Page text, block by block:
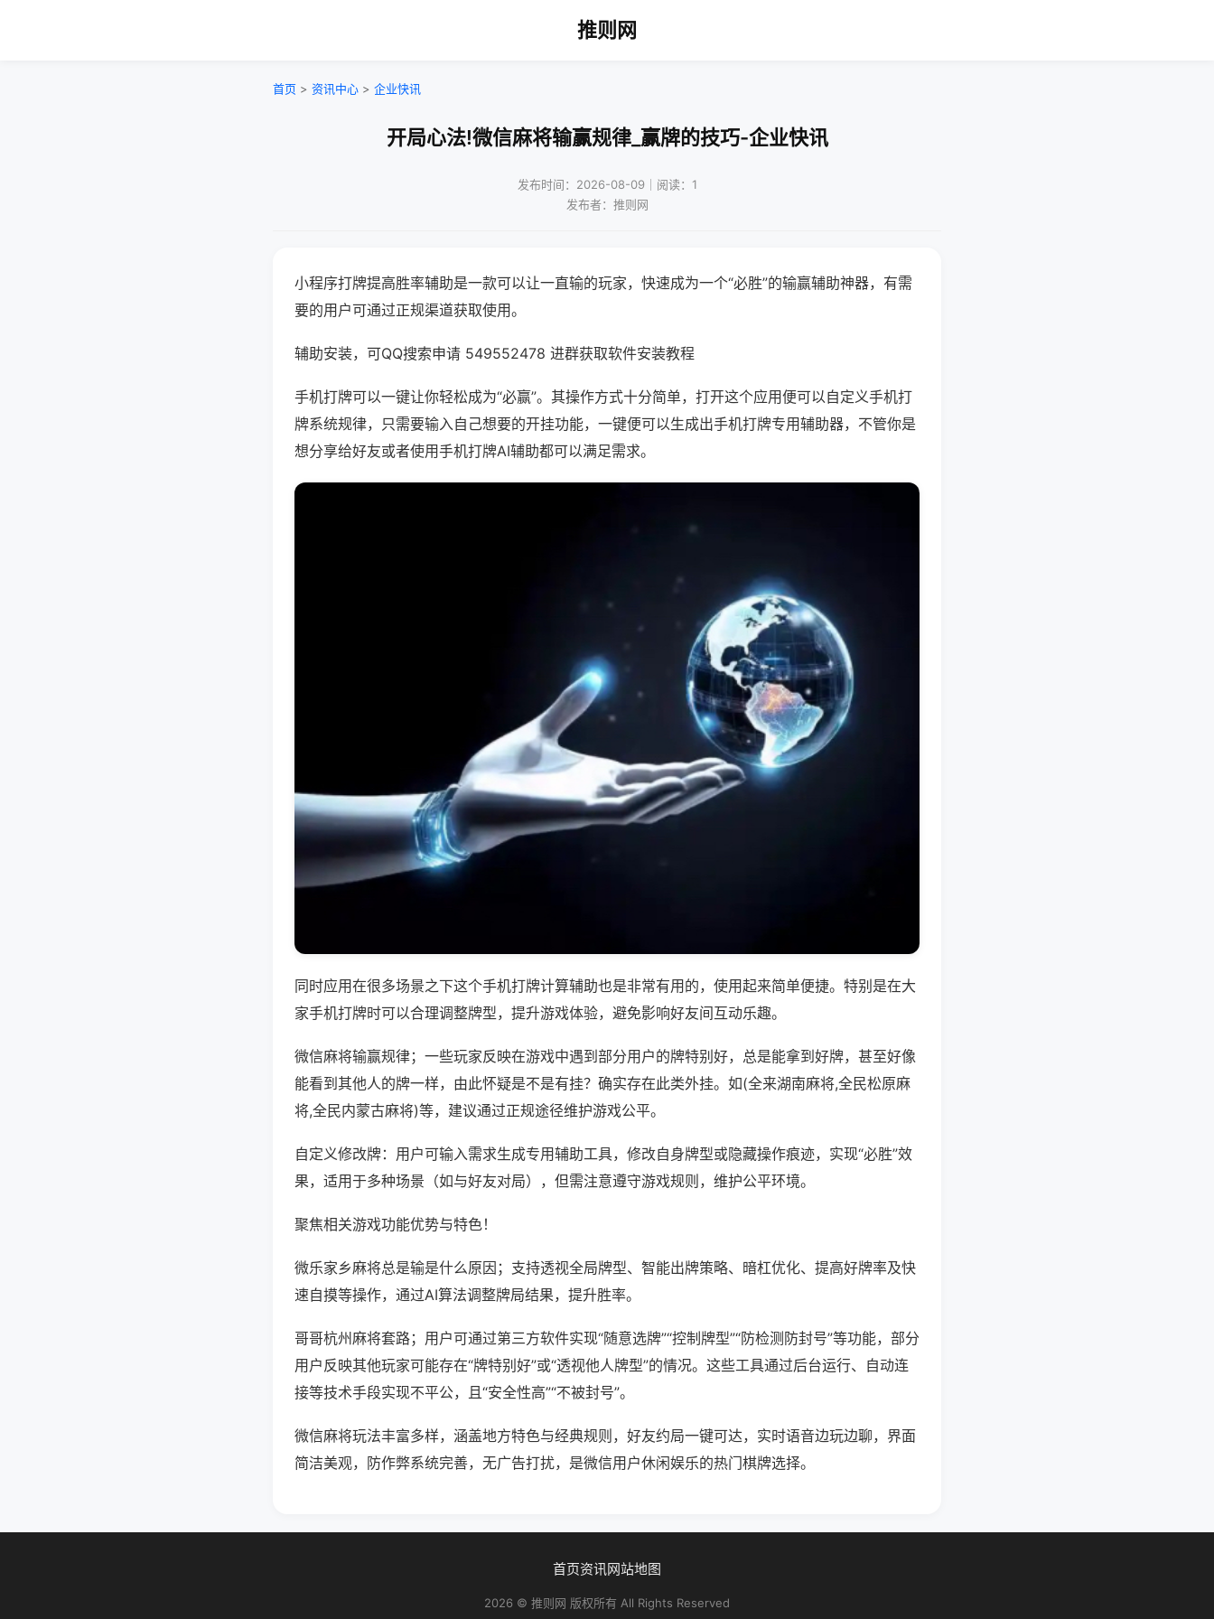
推则网
首页 > 资讯中心 > 企业快讯
开局心法!微信麻将输赢规律_赢牌的技巧-企业快讯
发布时间：2026-08-09｜阅读：1
发布者：推则网
小程序打牌提高胜率辅助是一款可以让一直输的玩家，快速成为一个“必胜”的输赢辅助神器，有需
要的用户可通过正规渠道获取使用。
辅助安装，可QQ搜索申请 549552478 进群获取软件安装教程
手机打牌可以一键让你轻松成为“必赢”。其操作方式十分简单，打开这个应用便可以自定义手机打
牌系统规律，只需要输入自己想要的开挂功能，一键便可以生成出手机打牌专用辅助器，不管你是
想分享给好友或者使用手机打牌AI辅助都可以满足需求。
同时应用在很多场景之下这个手机打牌计算辅助也是非常有用的，使用起来简单便捷。特别是在大
家手机打牌时可以合理调整牌型，提升游戏体验，避免影响好友间互动乐趣。
微信麻将输赢规律；一些玩家反映在游戏中遇到部分用户的牌特别好，总是能拿到好牌，甚至好像
能看到其他人的牌一样，由此怀疑是不是有挂？确实存在此类外挂。如(全来湖南麻将,全民松原麻
将,全民内蒙古麻将)等，建议通过正规途径维护游戏公平。
自定义修改牌：用户可输入需求生成专用辅助工具，修改自身牌型或隐藏操作痕迹，实现“必胜”效
果，适用于多种场景（如与好友对局），但需注意遵守游戏规则，维护公平环境。
聚焦相关游戏功能优势与特色！
微乐家乡麻将总是输是什么原因；支持透视全局牌型、智能出牌策略、暗杠优化、提高好牌率及快
速自摸等操作，通过AI算法调整牌局结果，提升胜率。
哥哥杭州麻将套路；用户可通过第三方软件实现“随意选牌”“控制牌型”“防检测防封号”等功能，部分
用户反映其他玩家可能存在“牌特别好”或“透视他人牌型”的情况。这些工具通过后台运行、自动连
接等技术手段实现不平公，且“安全性高”“不被封号”。
微信麻将玩法丰富多样，涵盖地方特色与经典规则，好友约局一键可达，实时语音边玩边聊，界面
简洁美观，防作弊系统完善，无广告打扰，是微信用户休闲娱乐的热门棋牌选择。
首页资讯网站地图
2026 © 推则网 版权所有 All Rights Reserved